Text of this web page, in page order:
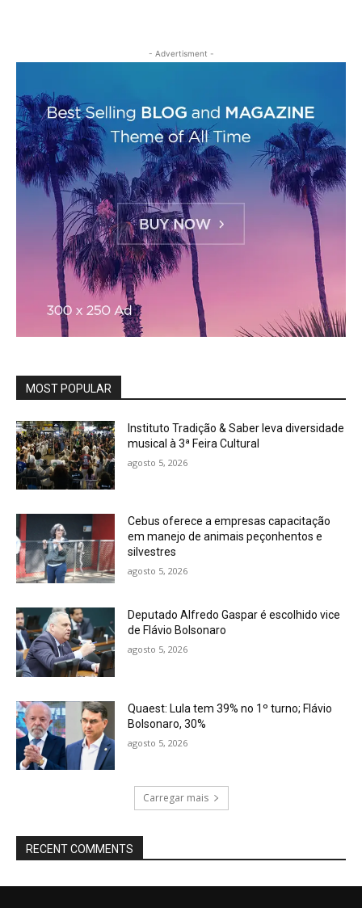
- Advertisment -
MOST POPULAR
Instituto Tradição & Saber leva diversidade
musical à 3ª Feira Cultural
agosto 5, 2026
Cebus oferece a empresas capacitação
em manejo de animais peçonhentos e
silvestres
agosto 5, 2026
Deputado Alfredo Gaspar é escolhido vice
de Flávio Bolsonaro
agosto 5, 2026
Quaest: Lula tem 39% no 1º turno; Flávio
Bolsonaro, 30%
agosto 5, 2026
Carregar mais
RECENT COMMENTS